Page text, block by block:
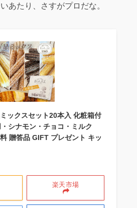
あたり、さすがプロだな。
ックスセット20本入 化粧箱付
・シナモン・チョコ・ミルク
贈答品 GIFT プレゼント キッ
楽天市場